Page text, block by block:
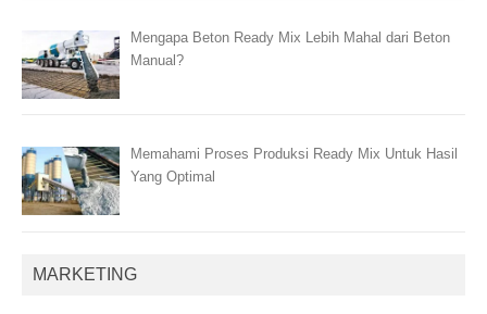
Mengapa Beton Ready Mix Lebih Mahal dari Beton
Manual?
Memahami Proses Produksi Ready Mix Untuk Hasil
Yang Optimal
MARKETING